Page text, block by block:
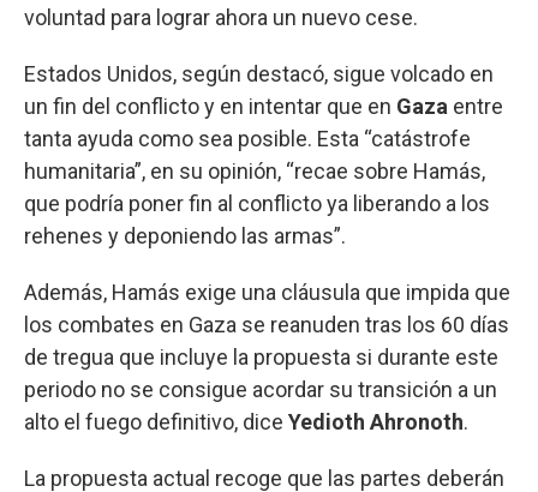
voluntad para lograr ahora un nuevo cese.
Estados Unidos, según destacó, sigue volcado en
un fin del conflicto y en intentar que en Gaza entre
tanta ayuda como sea posible. Esta “catástrofe
humanitaria”, en su opinión, “recae sobre Hamás,
que podría poner fin al conflicto ya liberando a los
rehenes y deponiendo las armas”.
Además, Hamás exige una cláusula que impida que
los combates en Gaza se reanuden tras los 60 días
de tregua que incluye la propuesta si durante este
periodo no se consigue acordar su transición a un
alto el fuego definitivo, dice Yedioth Ahronoth.
La propuesta actual recoge que las partes deberán